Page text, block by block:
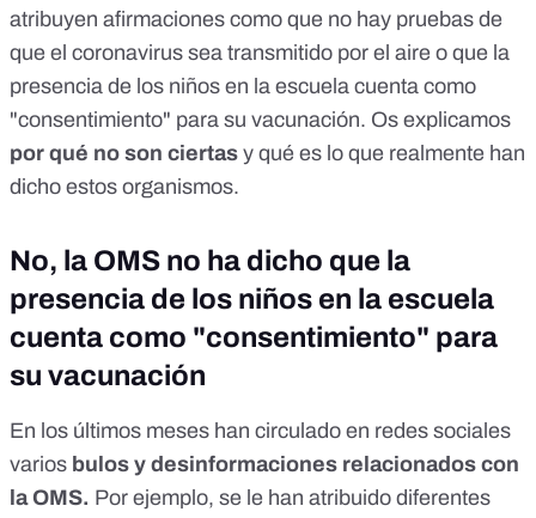
atribuyen afirmaciones como que no hay pruebas de
que el coronavirus sea transmitido por el aire o que la
presencia de los niños en la escuela cuenta como
"consentimiento" para su vacunación. Os explicamos
por qué no son ciertas y qué es lo que realmente han
dicho estos organismos.
No, la OMS no ha dicho que la
presencia de los niños en la escuela
cuenta como "consentimiento" para
su vacunación
En los últimos meses han circulado en redes sociales
varios bulos y desinformaciones relacionados con
la OMS. Por ejemplo, se le han atribuido diferentes